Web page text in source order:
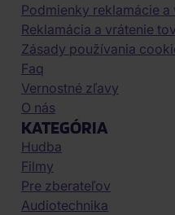
Podmienky reklamácie a
Reklamácia a vrátenie
Zásady používania
Faq
Vernostné zľavy
O nás
KATEGÓRIA
Hudba
Filmy
Pre zberateľov
Audiotechnika